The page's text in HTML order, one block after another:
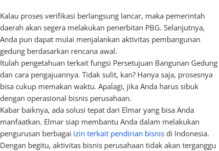
Kalau proses verifikasi berlangsung lancar, maka pemerintah
daerah akan segera melakukan penerbitan PBG. Selanjutnya,
Anda pun dapat mulai menjalankan aktivitas pembangunan
gedung berdasarkan rencana awal.
Itulah pengetahuan terkait fungsi Persetujuan Bangunan Gedung
dan cara pengajuannya. Tidak sulit, kan? Hanya saja, prosesnya
bisa cukup memakan waktu. Apalagi, jika Anda harus sibuk
dengan operasional bisnis perusahaan.
Kabar baiknya, ada solusi tepat dari Elmar yang bisa Anda
manfaatkan. Elmar siap membantu Anda dalam melakukan
pengurusan berbagai izin terkait pendirian bisnis di Indonesia.
Dengan begitu, aktivitas bisnis perusahaan tidak akan terganggu